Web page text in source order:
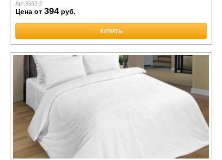
Арт.8582-2
Цена от 394 руб.
КУПИТЬ